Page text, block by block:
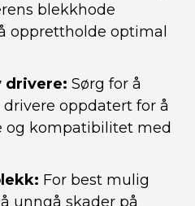
blekkhode
opprettholde optimal
drivere: Sørg for å
drivere oppdatert for å
og kompatibilitet med
For best mulig
unngå skader på